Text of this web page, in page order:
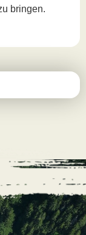
bringen.